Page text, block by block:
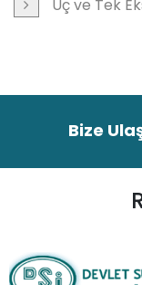
Üç ve Tek
Bize